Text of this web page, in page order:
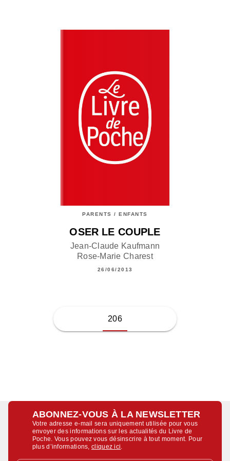
PARENTS / ENFANTS
OSER LE COUPLE
Jean-Claude Kaufmann
Rose-Marie Charest
26/06/2013
206
ABONNEZ-VOUS À LA NEWSLETTER
Votre adresse e-mail sera uniquement utilisée pour vous
envoyer des informations sur les actualités du Livre de
Poche. Vous pouvez vous désinscrire à tout moment. Pour
plus d’informations,cliquez ici